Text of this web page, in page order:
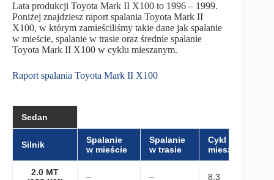
Lata produkcji Toyota Mark II X100 to 1996 – 1999.
Poniżej znajdziesz raport spalania Toyota Mark II
X100, w którym zamieściliśmy takie dane jak spalanie
w mieście, spalanie w trasie oraz średnie spalanie
Toyota Mark II X100 w cyklu mieszanym.
Raport spalania Toyota Mark II X100
Sedan
Silnik
Spalanie
w mieście
Spalanie
w trasie
Cykl
mieszany
2.0 MT
– – 8.3